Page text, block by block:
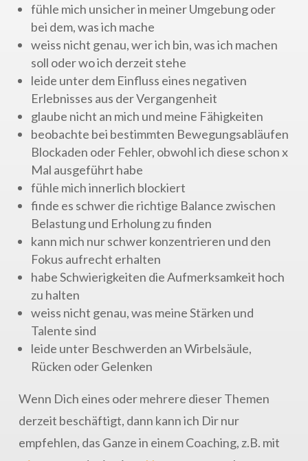
fühle mich unsicher in meiner Umgebung oder
bei dem, was ich mache
weiss nicht genau, wer ich bin, was ich machen
soll oder wo ich derzeit stehe
leide unter dem Einfluss eines negativen
Erlebnisses aus der Vergangenheit
glaube nicht an mich und meine Fähigkeiten
beobachte bei bestimmten Bewegungsabläufen
Blockaden oder Fehler, obwohl ich diese schon x
Mal ausgeführt habe
fühle mich innerlich blockiert
finde es schwer die richtige Balance zwischen
Belastung und Erholung zu finden
kann mich nur schwer konzentrieren und den
Fokus aufrecht erhalten
habe Schwierigkeiten die Aufmerksamkeit hoch
zu halten
weiss nicht genau, was meine Stärken und
Talente sind
leide unter Beschwerden an Wirbelsäule,
Rücken oder Gelenken
Wenn Dich eines oder mehrere dieser Themen
derzeit beschäftigt, dann kann ich Dir nur
empfehlen, das Ganze in einem Coaching, z.B. mit